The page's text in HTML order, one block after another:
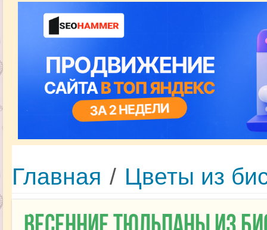
Главная / Цветы из